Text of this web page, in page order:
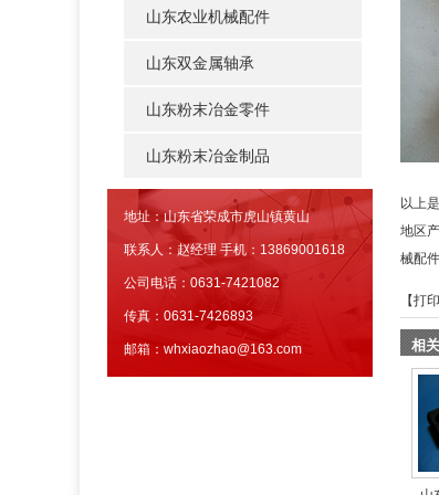
山东农业机械配件
山东双金属轴承
山东粉末冶金零件
山东粉末冶金制品
地址：山东省荣成市虎山镇黄山
联系人：赵经理 手机：13869001618
公司电话：0631-7421082
传真：0631-7426893
邮箱：whxiaozhao@163.com
以上
地区
械配件
【打
相